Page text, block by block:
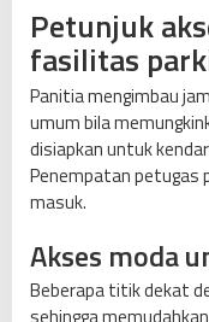
Petunjuk
fasilitas
Panitia mengimbau
umum bila
disiapkan untuk
Penempatan petugas
masuk.
Akses moda
Beberapa titik dekat